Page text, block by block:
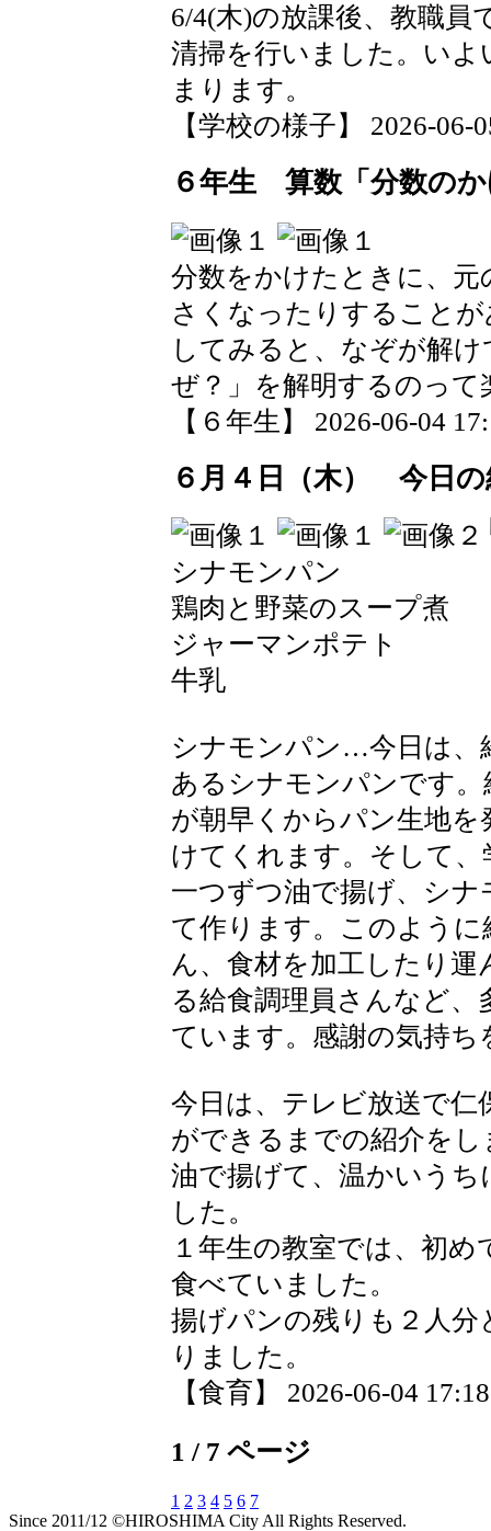
6/4(木)の放課後、教職員
清掃を行いました。い
まります。
【学校の様子】 2026-06-
６年生 算数「分数の
分数をかけたときに、
さくなったりすること
してみると、なぞが解
ぜ？」を解明するのって
【６年生】 2026-06-04
６月４日（木） 今日の
シナモンパン
鶏肉と野菜のスープ煮
ジャーマンポテト
牛乳
シナモンパン…今日は、
あるシナモンパンです
が朝早くからパン生地
けてくれます。そして
一つずつ油で揚げ、シ
て作ります。このよう
ん、食材を加工したり
る給食調理員さんなど
ています。感謝の気持
今日は、テレビ放送で仁
ができるまでの紹介を
油で揚げて、温かいう
した。
１年生の教室では、初
食べていました。
揚げパンの残りも２人
りました。
【食育】 2026-06-04
1 / 7 ページ
1 2 3 4 5 6 7
Since 2011/12 ©HIROSHIMA City All Rights Reserved.